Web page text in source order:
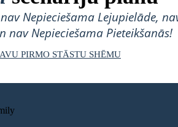
Nepieciešama Lejupielāde,
nav Nepieciešama Pieteikšanās!
PIRMO STĀSTU SHĒMU